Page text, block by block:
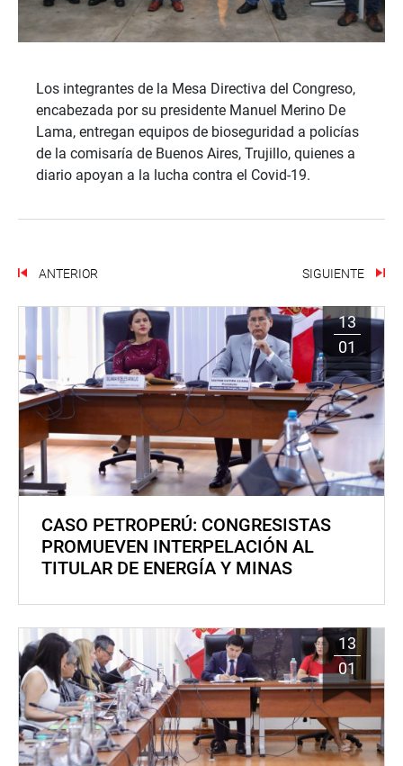
Los integrantes de la Mesa Directiva del Congreso,
encabezada por su presidente Manuel Merino De
Lama, entregan equipos de bioseguridad a policías
de la comisaría de Buenos Aires, Trujillo, quienes a
diario apoyan a la lucha contra el Covid-19.
ANTERIOR SIGUIENTE
13
01
CASO PETROPERÚ: CONGRESISTAS
PROMUEVEN INTERPELACIÓN AL
TITULAR DE ENERGÍA Y MINAS
13
01